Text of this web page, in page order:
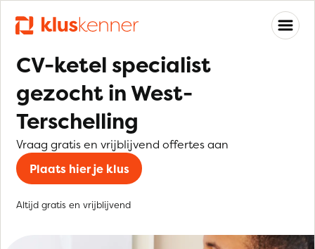
CV-ketel specialist
gezocht in West-
Terschelling
Vraag gratis en vrijblijvend offertes aan
Plaats hier je klus
Altijd gratis en vrijblijvend